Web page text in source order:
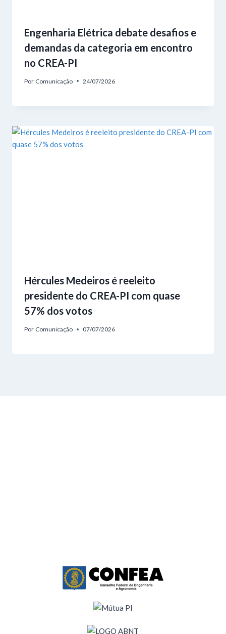
Engenharia Elétrica debate desafios e
demandas da categoria em encontro
no CREA-PI
Por Comunicação 24/07/2026
Hércules Medeiros é reeleito
presidente do CREA-PI com quase
57% dos votos
Por Comunicação 07/07/2026